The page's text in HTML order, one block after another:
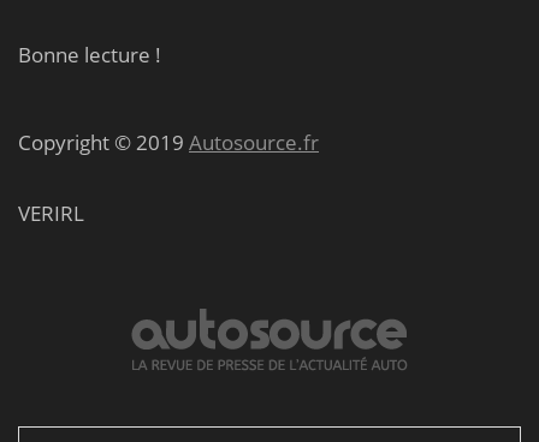
Bonne lecture !
Copyright © 2019 Autosource.fr
VERIRL